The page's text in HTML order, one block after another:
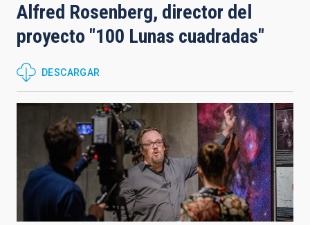
navegación
Alfred Rosenberg, director del
proyecto "100 Lunas cuadradas"
DESCARGAR